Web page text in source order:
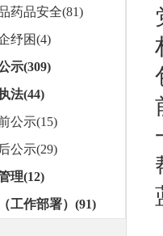
药品安全(81)
纾困(4)
示(309)
法(44)
公示(15)
公示(29)
理(12)
工作部署）(91)